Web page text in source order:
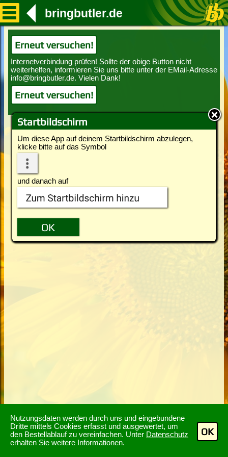
Nutzungsdaten werden durch uns und eingebundene
Dritte mittels Cookies erfasst und ausgewertet, um
den Bestellablauf zu vereinfachen. Unter Datenschutz
erhalten Sie weitere Informationen.
OK
Startbildschirm
Um diese App auf deinem Startbildschirm abzulegen,
klicke bitte auf das Symbol
und danach auf
bringbutler.de
Erneut versuchen!
Erneut versuchen!